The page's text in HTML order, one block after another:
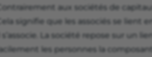
aux sociétés de
signifie que les associés se lient
s’associe. La société repose sur un
les personnes la composant.